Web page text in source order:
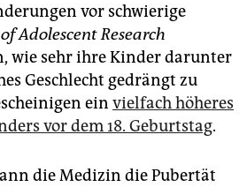
vor schwierige
Adolescent Research
wie sehr ihre Kinder darunter
Geschlecht gedrängt zu
ein vielfach höheres
vor dem 18. Geburtstag.
die Medizin die Pubertät